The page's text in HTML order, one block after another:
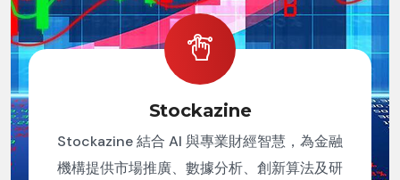
Stockazine
Stockazine 結合 AI 與專業財經智慧，為金融
機構提供市場推廣、數據分析、創新算法及研